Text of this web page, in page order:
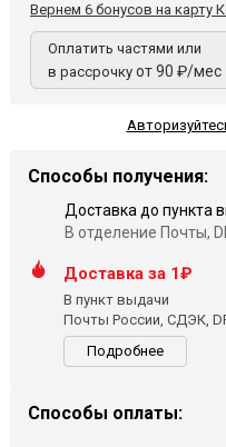
Вернем 6 бонусов на карту
Оплатить частями или
в рассрочку от 90 ₽/мес
Способы получения:
Доставка до пункта
В отделение Почты,
Доставка за 1₽
В пункт выдачи
Почты России, СДЭК,
Подробнее
Способы оплаты: